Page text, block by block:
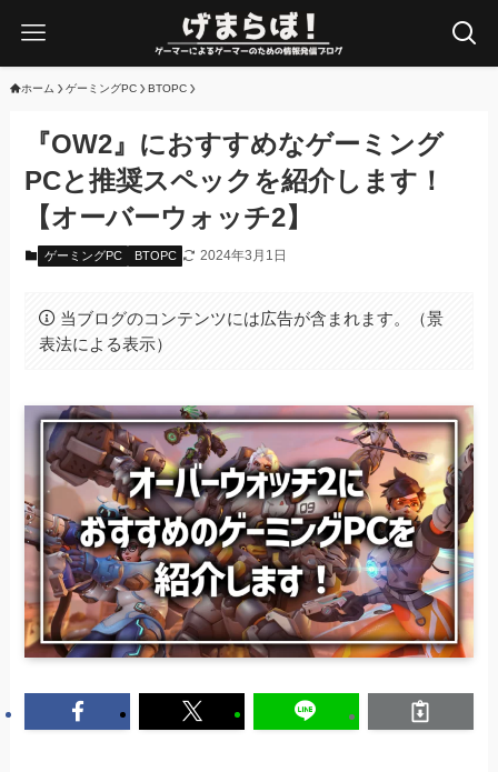
ホーム ゲーミングPC BTOPC
『OW2』におすすめなゲーミング
PCと推奨スペックを紹介します！
【オーバーウォッチ2】
ゲーミングPC BTOPC 2024年3月1日
当ブログのコンテンツには広告が含まれます。（景
表法による表示）